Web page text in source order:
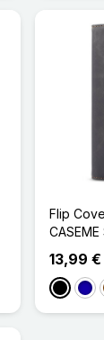
Flip
13,99 €
Noir